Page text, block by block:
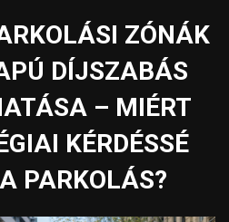
ZÓNÁK
DÍJSZABÁS
– MIÉRT
KÉRDÉSSÉ
PARKOLÁS?